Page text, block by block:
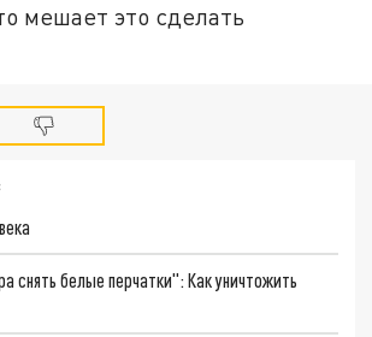
мешает это сделать
снять белые перчатки": Как уничтожить